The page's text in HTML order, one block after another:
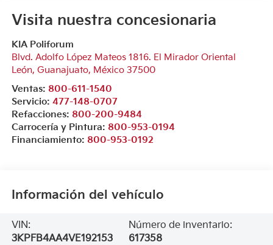
Visita nuestra concesionaria
KIA Poliforum
Blvd. Adolfo López Mateos 1816. El Mirador Oriental
León, Guanajuato, México 37500
Ventas: 800-611-1540
Servicio: 477-148-0707
Refacciones: 800-200-9484
Carrocería y Pintura: 800-953-0194
Financiamiento: 800-953-0192
Información del vehículo
VIN:
3KPFB4AA4VE192153
Número de inventario:
617358